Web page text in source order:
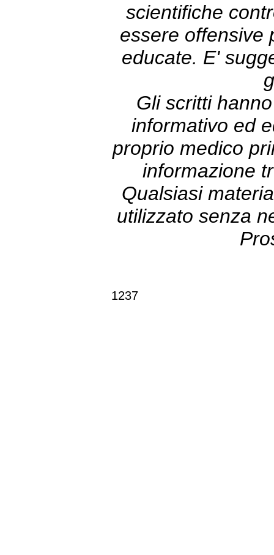
scientifiche
essere offensive
educate. E'
Gli scritti
informativo ed
proprio medico
informazione
Qualsiasi
utilizzato senza
1237